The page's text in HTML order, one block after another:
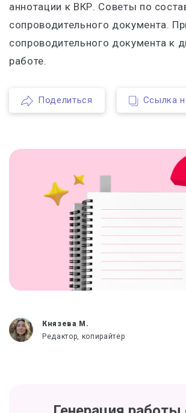
аннотации к ВКР. Советы по
сопроводительного документа.
сопроводительного документа к
работе.
Поделиться Ссылка
Князева М.
Редактор, копирайтер